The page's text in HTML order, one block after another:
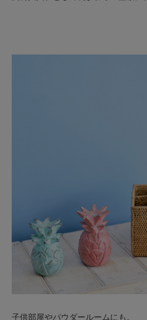
子供部屋やパウダールームにも。